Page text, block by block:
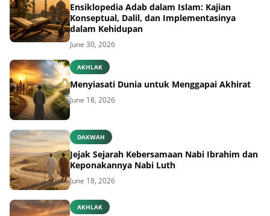
Ensiklopedia Adab dalam Islam: Kajian
Konseptual, Dalil, dan Implementasinya
dalam Kehidupan
June 30, 2026
AKHLAK
Menyiasati Dunia untuk Menggapai Akhirat
June 18, 2026
DAKWAH
Jejak Sejarah Kebersamaan Nabi Ibrahim dan
Keponakannya Nabi Luth
June 18, 2026
AKHLAK